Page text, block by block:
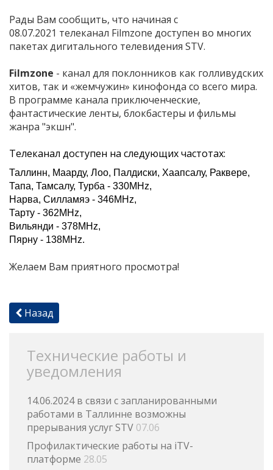
Рады Вам сообщить, что начиная с
08.07.2021 телеканал Filmzone доступен во многих
пакетах дигитального телевидения STV.
Filmzone - канал для поклонников как голливудских
хитов, так и «жемчужин» кинофонда со всего мира.
В программе канала приключенческие,
фантастические ленты, блокбастеры и фильмы
жанра "экшн".
Телеканал доступен на следующих частотах:
Таллинн, Маарду, Лоо, Палдиски, Хаапсалу, Раквере,
Тапа, Тамсалу, Турба - 330MHz,
Нарва, Силламяэ - 346MHz,
Тарту - 362MHz,
Вильянди - 378MHz,
Пярну - 138MHz.
Желаем Вам приятного просмотра!
Назад
Технические работы и
уведомления
14.06.2024 в связи с запланированными
работами в Таллинне возможны
прерывания услуг STV 07.06
Профилактические работы на iTV-
платформе 28.05